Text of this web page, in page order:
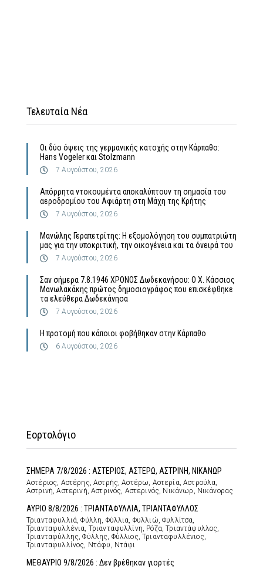
Τελευταία Νέα
Οι δύο όψεις της γερμανικής κατοχής στην Κάρπαθο:
Hans Vogeler και Stolzmann
7 Αυγούστου, 2026
Απόρρητα ντοκουμέντα αποκαλύπτουν τη σημασία του
αεροδρομίου του Αφιάρτη στη Μάχη της Κρήτης
7 Αυγούστου, 2026
Μανώλης Γεραπετρίτης: Η εξομολόγηση του συμπατριώτη
μας για την υποκριτική, την οικογένεια και τα όνειρά του
7 Αυγούστου, 2026
Σαν σήμερα 7.8.1946 ΧΡΟΝΟΣ Δωδεκανήσου: Ο Χ. Κάσσιος
Μανωλακάκης πρώτος δημοσιογράφος που επισκέφθηκε
τα ελεύθερα Δωδεκάνησα
7 Αυγούστου, 2026
Η προτομή που κάποιοι φοβήθηκαν στην Κάρπαθο
6 Αυγούστου, 2026
Εορτολόγιο
ΣΗΜΕΡΑ 7/8/2026 : ΑΣΤΕΡΙΟΣ, ΑΣΤΕΡΩ, ΑΣΤΡΙΝΗ, ΝΙΚΑΝΩΡ
Αστέριος, Αστέρης, Αστρής, Αστέρω, Αστερία, Αστρούλα,
Αστρινή, Αστερινή, Αστρινός, Αστερινός, Νικάνωρ, Νικάνορας
ΑΥΡΙΟ 8/8/2026 : ΤΡΙΑΝΤΑΦΥΛΛΙΑ, ΤΡΙΑΝΤΑΦΥΛΛΟΣ
Τριανταφυλλιά, Φύλλη, Φύλλια, Φυλλιώ, Φυλλίτσα,
Τριανταφυλλένια, Τριανταφυλλίνη, Ρόζα, Τριαντάφυλλος,
Τριανταφύλλης, Φύλλης, Φύλλιος, Τριανταφυλλένιος,
Τριανταφυλλίνος, Ντάφυ, Ντάφι
ΜΕΘΑΥΡΙΟ 9/8/2026 : Δεν βρέθηκαν γιορτές